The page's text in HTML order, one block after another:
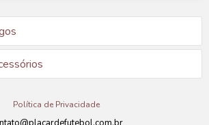
Política de Privacidade